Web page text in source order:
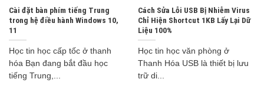
Cài đặt bàn phím tiếng Trung
trong hệ điều hành Windows 10,
11
Học tin học cấp tốc ở thanh
hóa Bạn đang bắt đầu học
tiếng Trung,...
Cách Sửa Lỗi USB Bị Nhiễm Virus
Chỉ Hiện Shortcut 1KB Lấy Lại Dữ
Liệu 100%
Học tin học văn phòng ở
Thanh Hóa USB là thiết bị lưu
trữ di...